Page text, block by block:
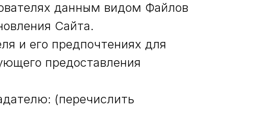
данным видом Файлов
Сайта.
и его предпочтениях для
предоставления
(перечислить